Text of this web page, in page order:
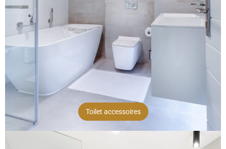
Toilet accessoires